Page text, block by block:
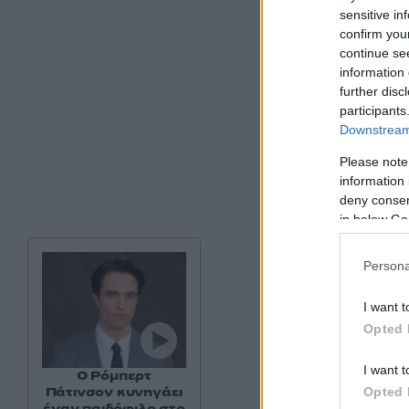
sensitive
confirm
continue
information
further
Please
information
deny
in below
I want
Opted
I want
Opted
Ο Ρόμπερτ
Πάτινσον κυνηγάει